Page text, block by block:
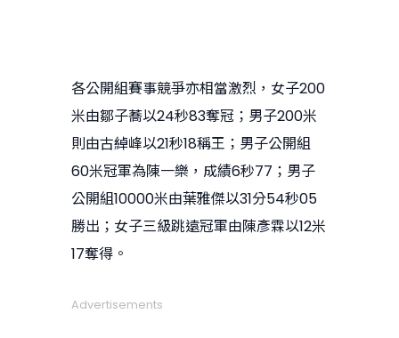
各公開組賽事競爭亦相當激烈，女子200
米由鄒子蕎以24秒83奪冠；男子200米
則由古綽峰以21秒18稱王；男子公開組
60米冠軍為陳一樂，成績6秒77；男子
公開組10000米由葉雅傑以31分54秒05
勝出；女子三級跳遠冠軍由陳彥霖以12米
17奪得。
Advertisements